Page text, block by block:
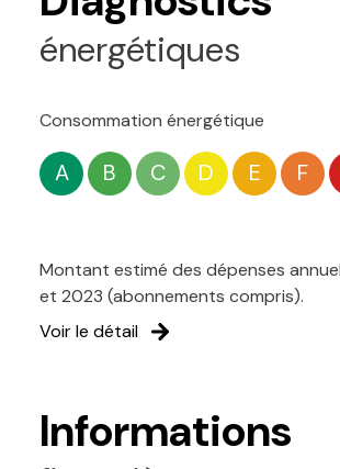
énergétiques
Consommation énergétique
A B C D E F
Montant estimé des dépenses
et 2023 (abonnements compris).
Voir le détail
Informations